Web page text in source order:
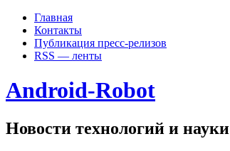
Главная
Контакты
Публикация пресс-релизов
RSS — ленты
Android-Robot
Новости технологий и науки